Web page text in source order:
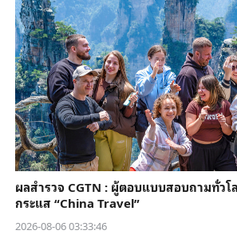
ผลสำรวจ CGTN : ผู้ตอบแบบสอบถามทั่วโ
กระแส “China Travel”
2026-08-06 03:33:46